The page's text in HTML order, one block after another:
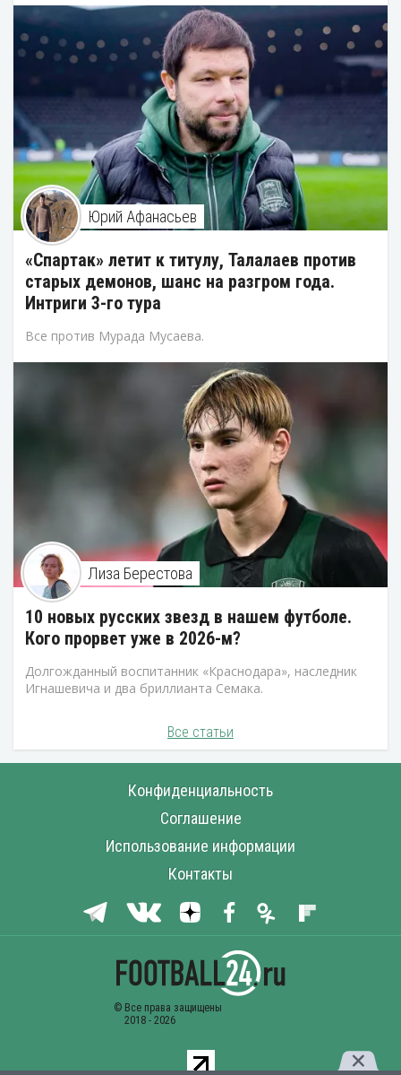
Юрий Афанасьев
«Спартак» летит к титулу, Талалаев против
старых демонов, шанс на разгром года.
Интриги 3-го тура
Все против Мурада Мусаева.
Лиза Берестова
10 новых русских звезд в нашем футболе.
Кого прорвет уже в 2026-м?
Долгожданный воспитанник «Краснодара», наследник
Игнашевича и два бриллианта Семака.
Все статьи
Конфиденциальность
Соглашение
Использование информации
Контакты